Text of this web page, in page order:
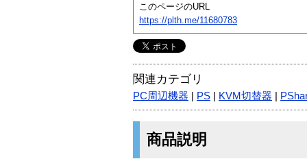
このページのURL
https://plth.me/11680783
関連カテゴリ
PC周辺機器 PS KVM切替器
商品説明